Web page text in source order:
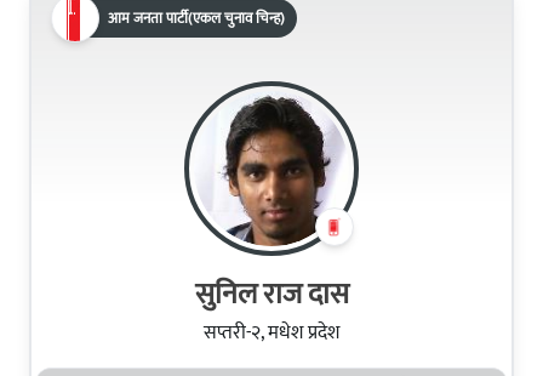
आम जनता पार्टी(एकल चुनाव चिन्ह)
सुनिल राज दास
सप्तरी-२, मधेश प्रदेश